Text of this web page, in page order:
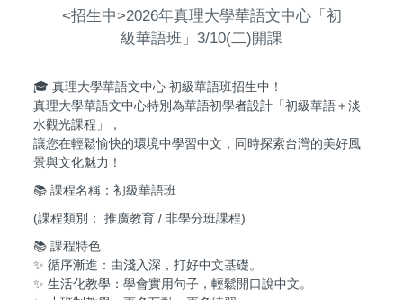
<招生中>2026年真理大學華語文中心「初
級華語班」3/10(二)開課
🎓 真理大學華語文中心 初級華語班招生中！
真理大學華語文中心特別為華語初學者設計「初級華語＋淡
水觀光課程」，
讓您在輕鬆愉快的環境中學習中文，同時探索台灣的美好風
景與文化魅力！
📚 課程名稱：初級華語班
(課程類別： 推廣教育 / 非學分班課程)
📚 課程特色
✨ 循序漸進：由淺入深，打好中文基礎。
✨ 生活化教學：學會實用句子，輕鬆開口說中文。